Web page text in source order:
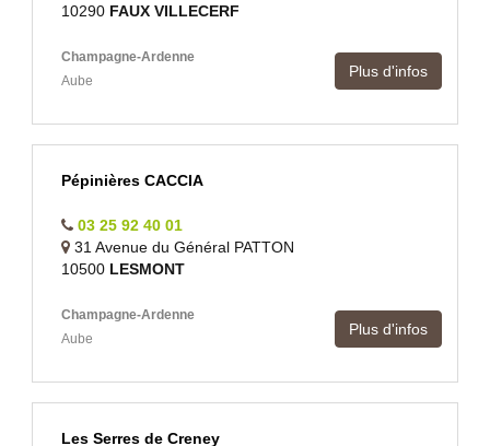
10290 FAUX VILLECERF
Champagne-Ardenne
Aube
Plus d'infos
Pépinières CACCIA
03 25 92 40 01
31 Avenue du Général PATTON
10500 LESMONT
Champagne-Ardenne
Aube
Plus d'infos
Les Serres de Creney